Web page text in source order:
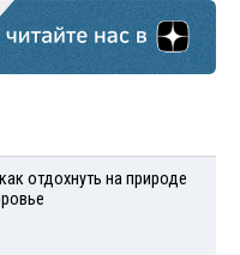
отдохнуть на природе